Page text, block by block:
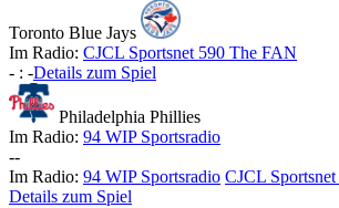
Toronto Blue Jays
Im Radio: CJCL Sportsnet 590 The FAN
- : -Details zum Spiel
Philadelphia Phillies
Im Radio: 94 WIP Sportsradio
--
Im Radio: 94 WIP Sportsradio CJCL
Details zum Spiel